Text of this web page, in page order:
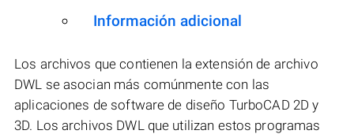
Información adicional
Los archivos que contienen la extensión de archivo
DWL se asocian más comúnmente con las
aplicaciones de software de diseño TurboCAD 2D y
3D. Los archivos DWL que utilizan estos programas